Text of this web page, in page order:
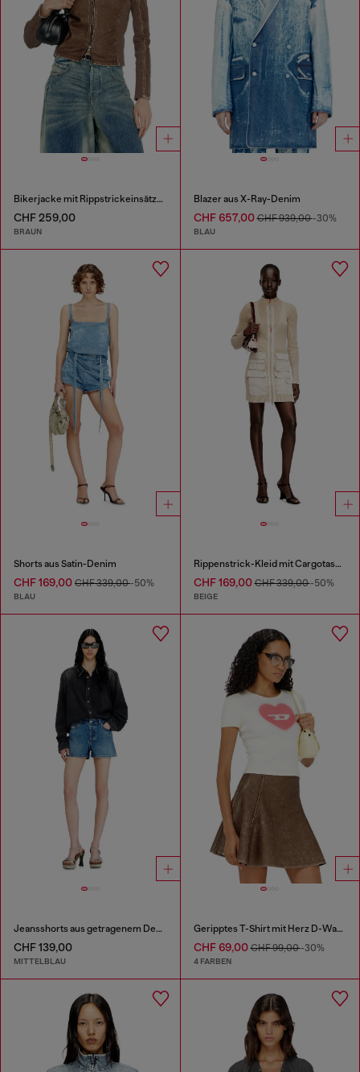
Bikerjacke mit Rippstrickeinsätzen
CHF 259,00
BRAUN
Blazer aus X-Ray-Denim
CHF 657,00CHF 939,00-30%
BLAU
Shorts aus Satin-Denim
CHF 169,00 CHF 339,00-50%
BLAU
Rippenstrick-Kleid mit Cargotaschen
CHF 169,00CHF 339,00-50%
BEIGE
Jeansshorts aus getragenem Denim
CHF 139,00
MITTELBLAU
Geripptes T-Shirt mit Herz D-Wasserfarbe-Effekt
CHF 69,00CHF 99,00-30%
4 FARBEN